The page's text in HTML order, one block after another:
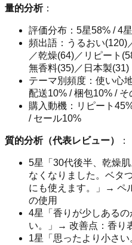
量的分析：
評価分布：5星58% / 4
頻出語：うるおい(120)
／乾燥(64)／リピート
無香料(35)／日本製(31)
テーマ別頻度：使い心
配送10% / 梱包10% / そ
購入動機：リピート
/ セール10%
質的分析（代表レビュー） ：
5星「30代後半、乾燥
なくなりました。ベタ
にも使えます。」→ ペ
の使用
4星「香りが少しある
い。」→ 改善点：香り
1星「思ったより小さい